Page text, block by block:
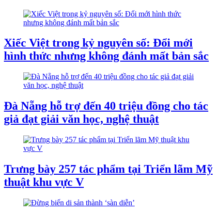
Xiếc Việt trong kỷ nguyên số: Đổi mới
hình thức nhưng không đánh mất bản sắc
Đà Nẵng hỗ trợ đến 40 triệu đồng cho tác
giả đạt giải văn học, nghệ thuật
Trưng bày 257 tác phẩm tại Triển lãm Mỹ
thuật khu vực V